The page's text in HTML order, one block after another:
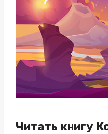
Читать книгу